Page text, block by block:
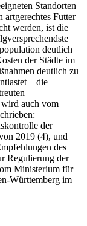
Standorten
artgerechtes Futter
werden, ist die
deutlich
der Städte im
deutlich zu
– die
wird auch vom
der
2019 (4), und
des
Regulierung der
Ministerium für
Württemberg im